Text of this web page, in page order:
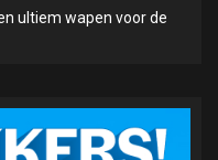
ultiem wapen voor de